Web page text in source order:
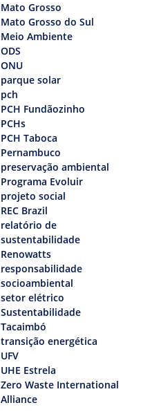
Mato Grosso
Mato Grosso do Sul
Meio Ambiente
ODS
ONU
parque solar
pch
PCH Fundãozinho
PCHs
PCH Taboca
Pernambuco
preservação ambiental
Programa Evoluir
projeto social
REC Brazil
relatório de
sustentabilidade
Renowatts
responsabilidade
socioambiental
setor elétrico
Sustentabilidade
Tacaimbó
transição energética
UFV
UHE Estrela
Zero Waste International
Alliance